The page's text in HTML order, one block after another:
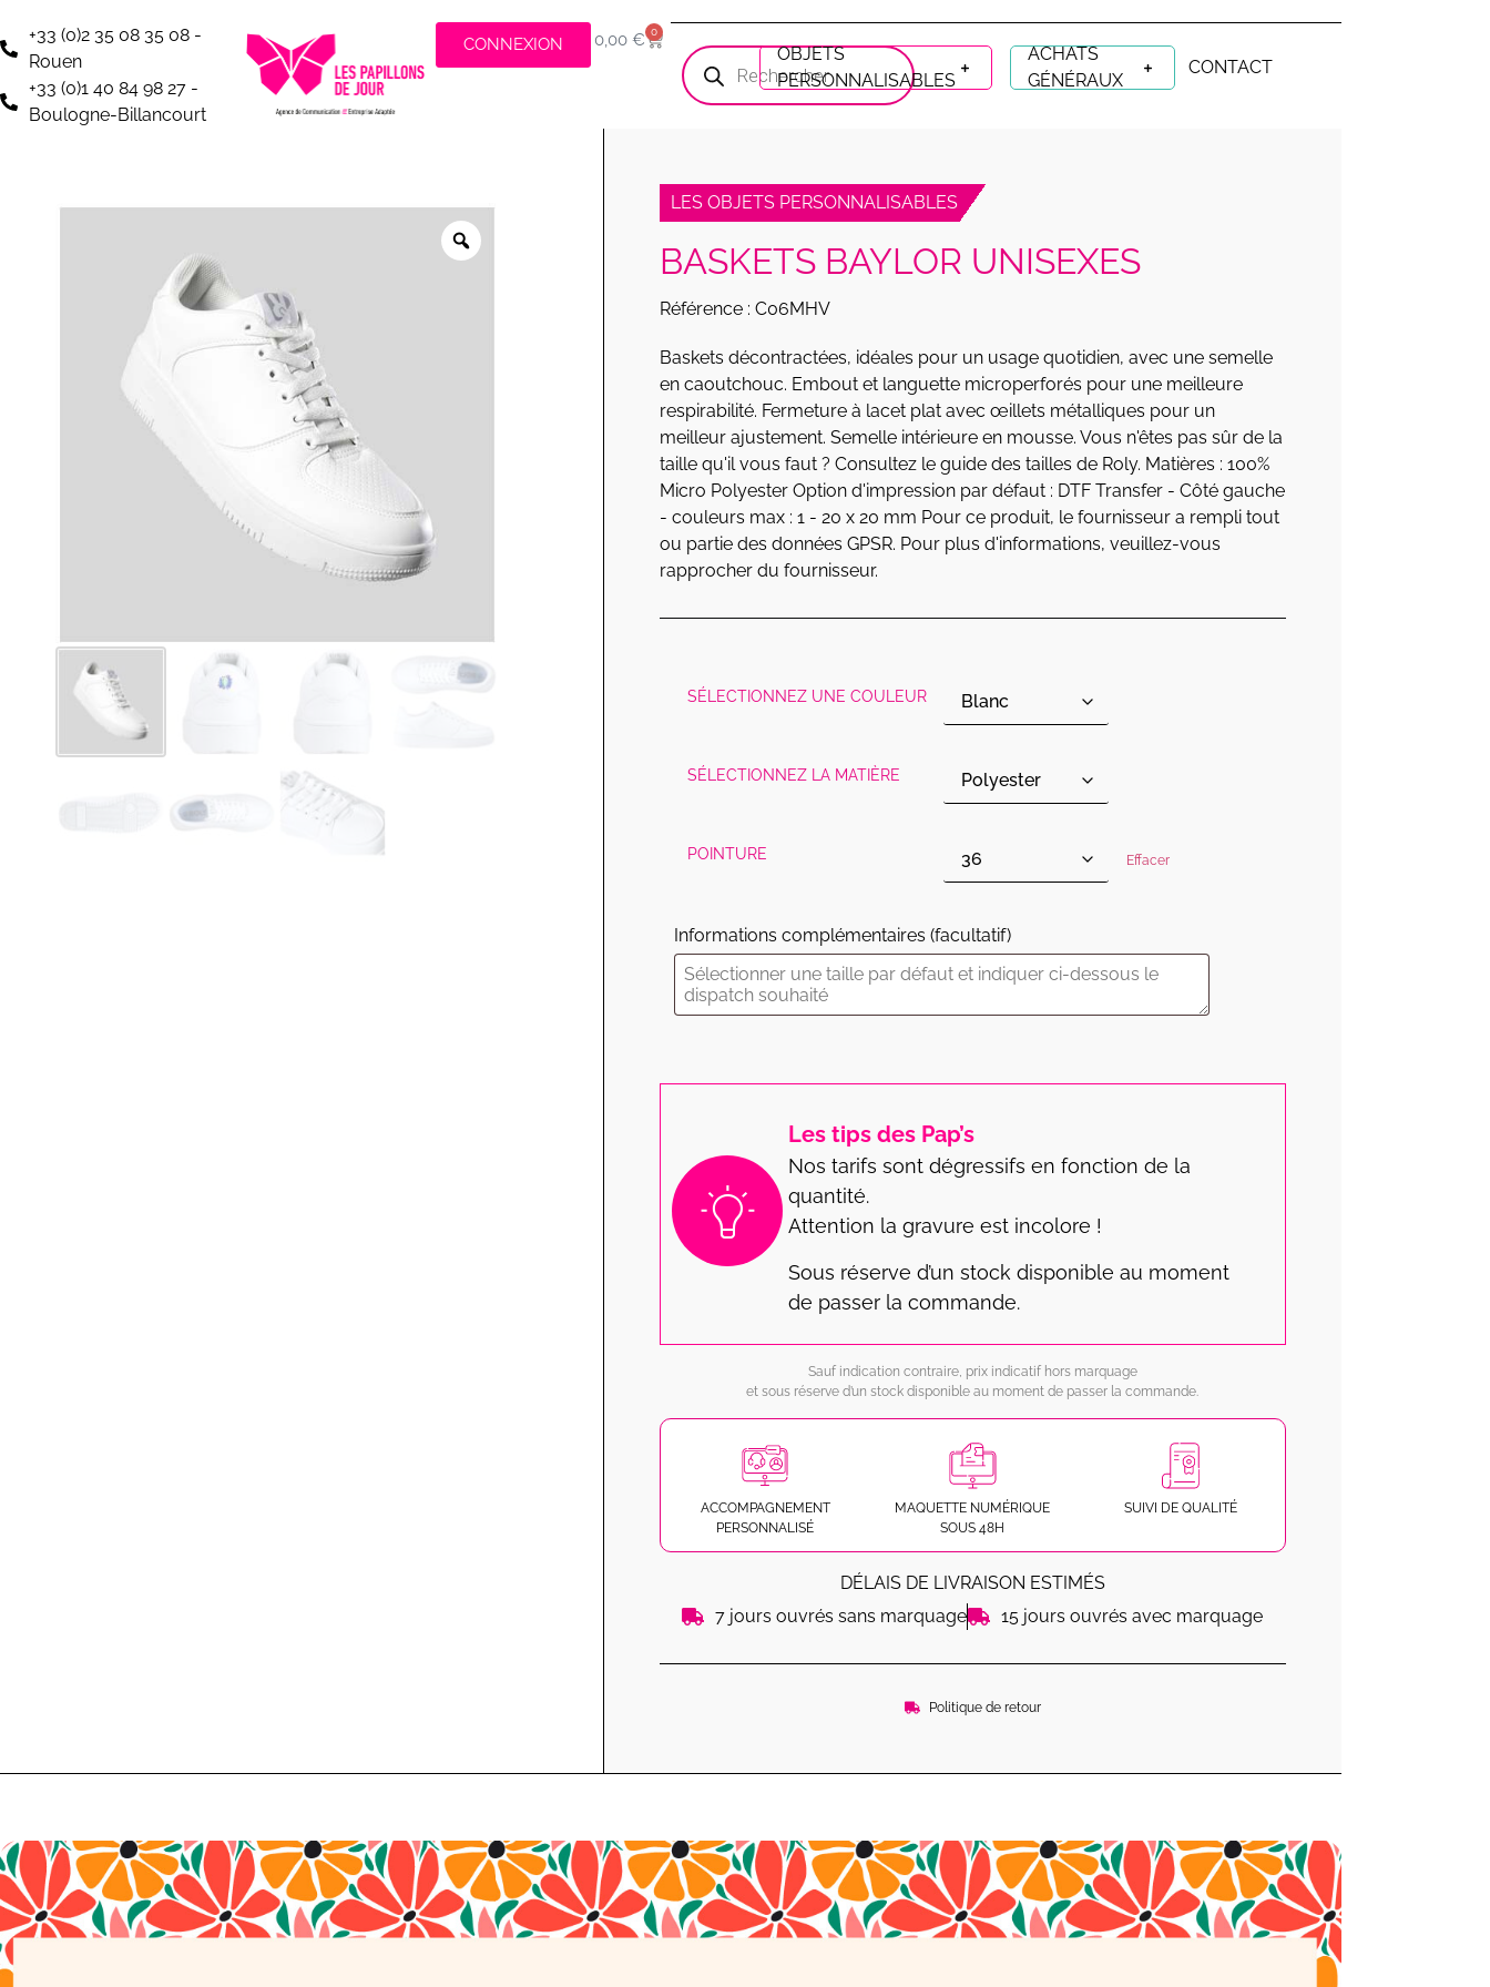
+33 (0)2 35 08 35 08 -
Rouen
+33 (0)1 40 84 98 27 -
Boulogne-Billancourt
CONNEXION 0,00 € 0
OBJETS
PERSONNALISABLES
ACHATS
GÉNÉRAUX
CONTACT
LES OBJETS PERSONNALISABLES
BASKETS BAYLOR UNISEXES
Référence : C06MHV
Baskets décontractées, idéales pour un usage quotidien, avec une semelle
en caoutchouc. Embout et languette microperforés pour une meilleure
respirabilité. Fermeture à lacet plat avec œillets métalliques pour un
meilleur ajustement. Semelle intérieure en mousse. Vous n'êtes pas sûr de la
taille qu'il vous faut ? Consultez le guide des tailles de Roly. Matières : 100%
Micro Polyester Option d'impression par défaut : DTF Transfer - Côté gauche
- couleurs max : 1 - 20 x 20 mm Pour ce produit, le fournisseur a rempli tout
ou partie des données GPSR. Pour plus d'informations, veuillez-vous
rapprocher du fournisseur.
SÉLECTIONNEZ UNE COULEUR
SÉLECTIONNEZ LA MATIÈRE
POINTURE Effacer
Informations complémentaires(facultatif)
Les tips des Pap’s
Nos tarifs sont dégressifs en fonction de la
quantité.
Attention la gravure est incolore !
Sous réserve d’un stock disponible au moment
de passer la commande.
Sauf indication contraire, prix indicatif hors marquage
et sous réserve d’un stock disponible au moment de passer la commande.
ACCOMPAGNEMENT
PERSONNALISÉ
MAQUETTE NUMÉRIQUE
SOUS 48H
SUIVI DE QUALITÉ
DÉLAIS DE LIVRAISON ESTIMÉS
7 jours ouvrés sans marquage
15 jours ouvrés avec marquage
Politique de retour